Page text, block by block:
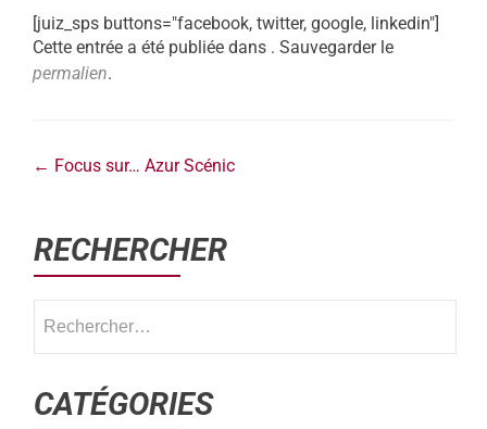
[juiz_sps buttons="facebook, twitter, google, linkedin"]
Cette entrée a été publiée dans . Sauvegarder le
permalien.
← Focus sur… Azur Scénic
RECHERCHER
CATÉGORIES